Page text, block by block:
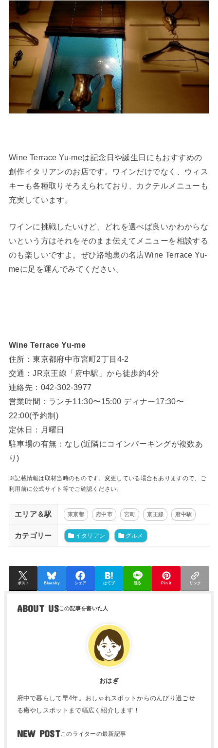
Wine Terrace Yu-meは記念日や誕生日にもおすすめの
創作イタリアンのお店です。ワインだけでなく、ウィス
キーも各種取りそろえられており、カクテルメニューも
充実しています。
ワインに挑戦したいけど、どれを選べば良いかわからな
いという方はそれをそのまま伝えてメニューを相談する
のも楽しいですよ。ぜひ路地裏の名店Wine Terrace Yu-
meに足を運んでみてください。
Wine Terrace Yu-me
住所：東京都府中市宮町2丁目4-2
交通：JR京王線「府中駅」から徒歩約4分
連絡先：042-302-3977
営業時間：ランチ11:30〜15:00 ディナー17:30〜
22:00(予約制)
定休日：月曜日
駐車場の有無：なし(近隣にコインパーキングが複数あ
り)
※記載情報は取材当時のものです。変更している場合もありますので、ご
利用前に公式サイト等でご確認ください。
エリア＆駅 東京都 府中市 宮町 京王線 府中駅
カテゴリー イタリアン グルメ
ポスト Bluesky シェア はてブ 送る Pin it リンク
ABOUT US
おはぎ
府中で暮らして早4年。おしゃれスポットからのんびり過ごせ
る癒やしスポットまで幅広く紹介します！
NEW POST